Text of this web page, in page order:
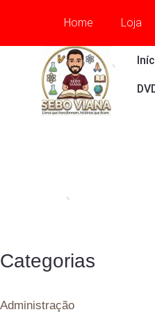
o
conteúdo
Home Loja
Categorias
Administração